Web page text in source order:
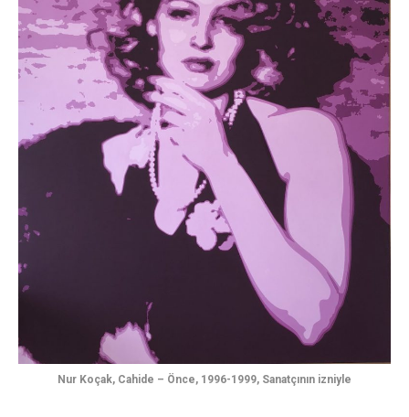
Nur Koçak, Cahide – Önce, 1996-1999, Sanatçının izniyle